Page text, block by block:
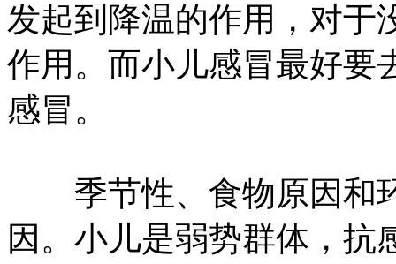
发起到降温的作用，对于
作用。而小儿感冒最好要
感冒。
季节性、食物原因和
因。小儿是弱势群体，抗